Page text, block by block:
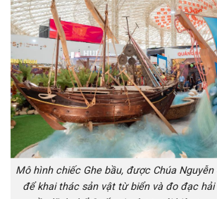
Mô hình chiếc Ghe bầu, được Chúa
để khai thác sản vật từ biển và đo đạc